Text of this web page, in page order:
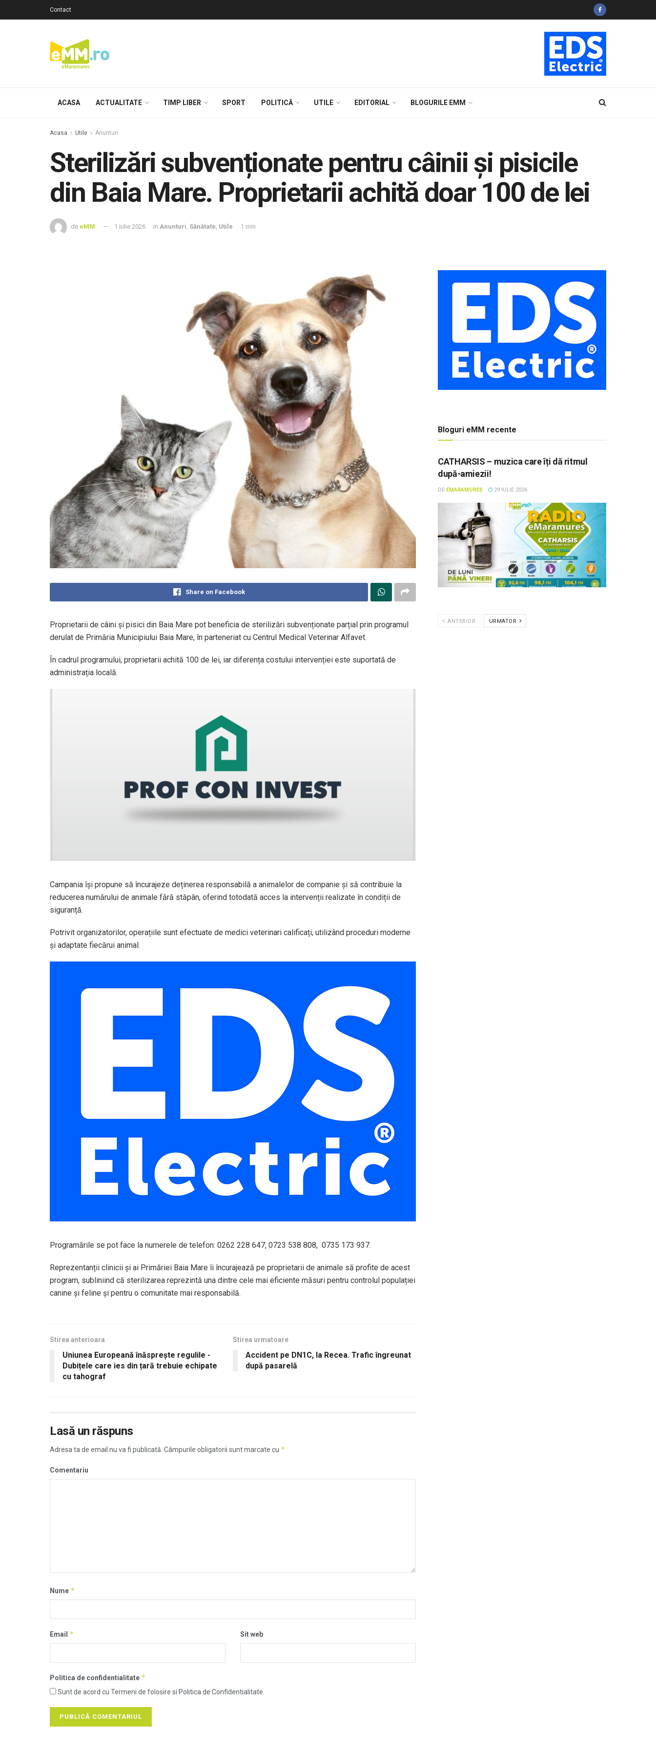
Contact
ACASA ACTUALITATE TIMP LIBER SPORT POLITICĂ UTILE EDITORIAL BLOGURILE EMM
Acasa Utile Anunturi
Sterilizări subvenționate pentru câinii și pisicile
din Baia Mare. Proprietarii achită doar 100 de lei
de eMM 1 iulie 2026 in Anunturi, Sănătate, Utile 1 min
Share on Facebook
Proprietarii de câini și pisici din Baia Mare pot beneficia de sterilizări subvenționate parțial prin programul
derulat de Primăria Municipiului Baia Mare, în parteneriat cu Centrul Medical Veterinar Alfavet.
În cadrul programului, proprietarii achită 100 de lei, iar diferența costului intervenției este suportată de
administrația locală.
Campania își propune să încurajeze deținerea responsabilă a animalelor de companie și să contribuie la
reducerea numărului de animale fără stăpân, oferind totodată acces la intervenții realizate în condiții de
siguranță.
Potrivit organizatorilor, operațiile sunt efectuate de medici veterinari calificați, utilizând proceduri moderne
și adaptate fiecărui animal.
Programările se pot face la numerele de telefon: 0262 228 647, 0723 538 808, 0735 173 937.
Reprezentanții clinicii și ai Primăriei Baia Mare îi încurajează pe proprietarii de animale să profite de acest
program, subliniind că sterilizarea reprezintă una dintre cele mai eficiente măsuri pentru controlul populației
canine și feline și pentru o comunitate mai responsabilă.
Stirea anterioara
Uniunea Europeană înăsprește regulile -
Dubițele care ies din țară trebuie echipate
cu tahograf
Stirea urmatoare
Accident pe DN1C, la Recea. Trafic îngreunat
după pasarelă
Lasă un răspuns
Adresa ta de email nu va fi publicată. Câmpurile obligatorii sunt marcate cu *
Comentariu
Nume *
Email * Sit web
Politica de confidentialitate *
Sunt de acord cu Termeni de folosire si Politica de Confidentialitate.
Bloguri eMM recente
CATHARSIS – muzica care îți dă ritmul
după-amiezii!
DE EMARAMUREȘ 29 IULIE 2026
ANTERIOR URMATOR